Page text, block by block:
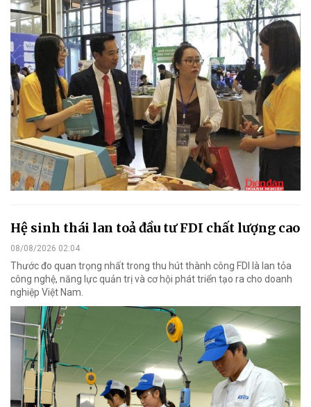
Hệ sinh thái lan toả đầu tư FDI chất lượng cao
08/08/2026 02:04
Thước đo quan trọng nhất trong thu hút thành công FDI là lan tỏa
công nghệ, năng lực quản trị và cơ hội phát triển tạo ra cho doanh
nghiệp Việt Nam.